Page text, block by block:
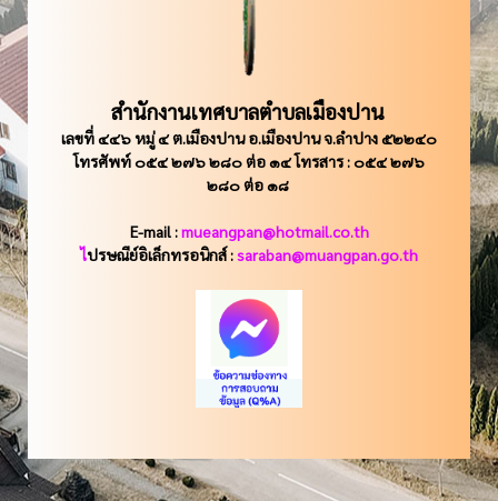
สำนักงานเทศบาลตำบลเมืองปาน
เลขที่ ๔๔๖ หมู่ ๔ ต.เมืองปาน อ.เมืองปาน จ.ลำปาง ๕๒๒๔๐
โทรศัพท์ ๐๕๔ ๒๗๖ ๒๘๐ ต่อ ๑๔ โทรสาร : ๐๕๔ ๒๗๖
๒๘๐ ต่อ ๑๘
E-mail :mueangpan@hotmail.co.th
ไปรษณีย์อิเล็กทรอนิกส์ :saraban@muangpan.go.th